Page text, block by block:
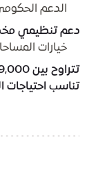
الدعم
دعم تنظيمي
خيارات
تناسب احتياجات